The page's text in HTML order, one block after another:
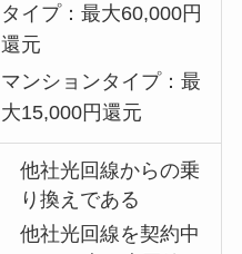
タイプ：最大60,000円
還元
マンションタイプ：最
大15,000円還元
他社光回線からの乗
り換えである
他社光回線を契約中